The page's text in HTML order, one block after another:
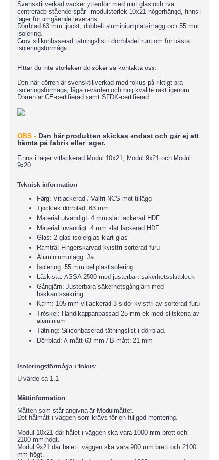
Svensktillverkad vacker ytterdörr med runt glas och två
centrerade stående spår i modulstorlek 10x21 högerhängd, finns i
lager för omgående leverans.
Dörrblad 63 mm tjockt, dubbelt aluminiumplåtsinlägg och 55 mm
isolering.
Grov silikonbaserad tätningslist i dörrbladet runt om för bästa
isoleringsförmåga.
Hittar du inte storleken du söker så kontakta oss.
Den här dörren är svensktillverkad med fokus på riktigt bra
isoleringsförmåga, låga u-värden och hög kvalité rakt igenom.
Dörren är CE-certifierad samt SFDK-certifierad.
OBS - Den här produkten skickas endast och går ej att
hämta på fabrik eller lager.
Finns i lager vitlackerad Modul 10x21, Modul 9x21 och Modul
9x20
Teknisk information
Färg: Vitlackerad / Valfri NCS mot tillägg
Tjocklek dörrblad: 63 mm
Material utvändigt: 4 mm slät lackerad HDF
Material invändigt: 4 mm slät lackerad HDF
Glas: 2-glas isolerglas klart glas
Ramträ: Fingerskarvad kvistfri sorterad furu
Aluminiuminlägg: Ja
Isolering: 55 mm cellplastisolering
Låskista: ASSA 2500 med justerbart säkerhetsslutbleck
Gångjärn: Justerbara säkerhetsgångjärn med
bakkantssäkring
Karm: 105 mm vitlackerad 3-sidor kvistfri av sorterad furu
Tröskel: Handikappanpassad 25 mm ek med slitskena av
aluminium
Tätning: Siliconbaserad tätningslist i dörrblad.
Dörrblad: A-mått 63 mm / B-mått: 21 mm
Isoleringsförmåga i fokus:
U-värde ca 1,1
Måttinformation:
Måtten som står angivna är Modulmåttet.
Det hålmått i väggen som krävs för en fullgod montering.
Modul 10x21 där hålet i väggen ska vara 1000 mm brett och
2100 mm högt.
Modul 9x21 där hålet i väggen ska vara 900 mm brett och 2100
mm högt.